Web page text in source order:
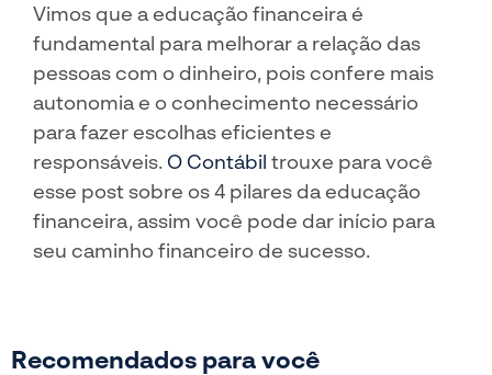
Vimos que a educação financeira é
fundamental para melhorar a relação das
pessoas com o dinheiro, pois confere mais
autonomia e o conhecimento necessário
para fazer escolhas eficientes e
responsáveis. O Contábil trouxe para você
esse post sobre os 4 pilares da educação
financeira, assim você pode dar início para
seu caminho financeiro de sucesso.
Recomendados para você